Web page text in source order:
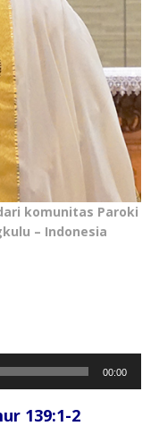
komunitas Paroki
– Indonesia
00:00
139:1-2